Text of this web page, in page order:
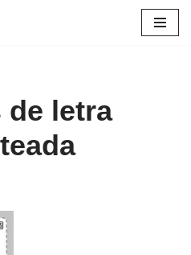
de letra